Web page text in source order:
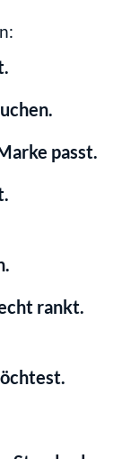
passt.
rankt.